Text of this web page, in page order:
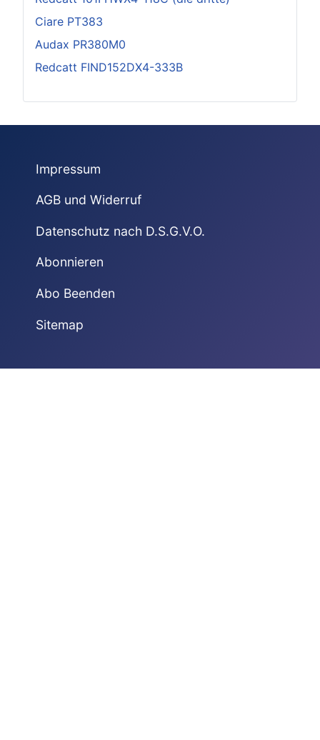
Ciare PT383
Audax PR380M0
Redcatt FIND152DX4-333B
Impressum
AGB und Widerruf
Datenschutz nach D.S.G.V.O.
Abonnieren
Abo Beenden
Sitemap